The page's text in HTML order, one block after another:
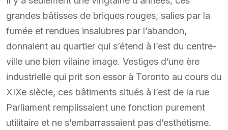
grandes bâtisses de briques rouges, salies par la
fumée et rendues insalubres par l’abandon,
donnaient au quartier qui s’étend à l’est du centre-
ville une bien vilaine image. Vestiges d’une ère
industrielle qui prit son essor à Toronto au cours du
XIXe siècle, ces bâtiments situés à l’est de la rue
Parliament remplissaient une fonction purement
utilitaire et ne s’embarrassaient pas d’esthétisme.